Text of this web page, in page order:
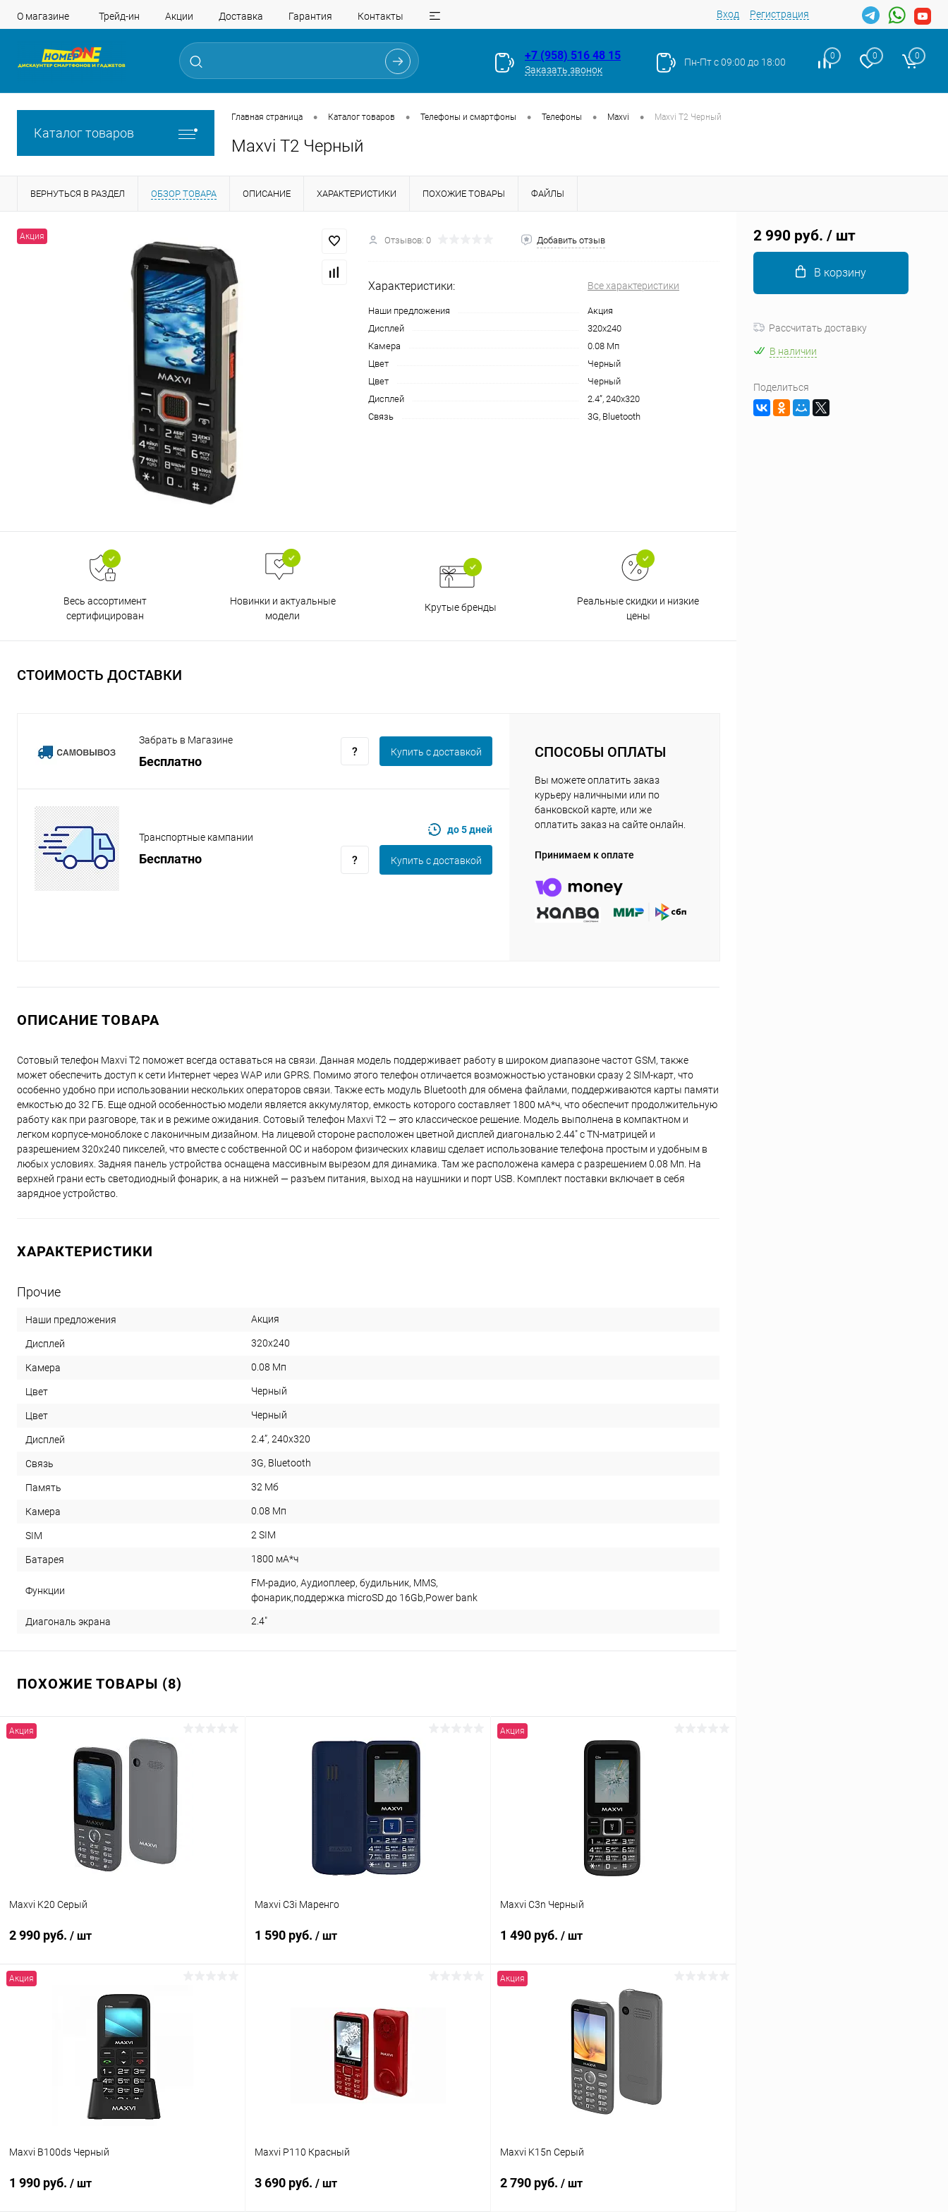
О магазине Трейд-ин Акции Доставка Гарантия Контакты Вход Регистрация
+7 (958) 516 48 15
Заказать звонок
Пн-Пт с 09:00 до 18:00
0 0 0
Каталог товаров
Главная страница • Каталог товаров • Телефоны и смартфоны • Телефоны • Maxvi • Maxvi T2 Черный
Maxvi T2 Черный
ВЕРНУТЬСЯ В РАЗДЕЛ ОБЗОР ТОВАРА ОПИСАНИЕ ХАРАКТЕРИСТИКИ ПОХОЖИЕ ТОВАРЫ ФАЙЛЫ
Акция Отзывов: 0 Добавить отзыв
Характеристики: Все характеристики
Наши предложения
Акция
Дисплей
320х240
Камера
0.08 Мп
Цвет
Черный
Цвет
Черный
Дисплей
2.4”, 240х320
Связь
3G, Bluetooth
Весь ассортимент
сертифицирован
Новинки и актуальные
модели
Крутые бренды
Реальные скидки и низкие
цены
СТОИМОСТЬ ДОСТАВКИ
Забрать в Магазине
Бесплатно
Купить c доставкой
Транспортные кампании
Бесплатно
до 5 дней
Купить c доставкой
СПОСОБЫ ОПЛАТЫ
Вы можете оплатить заказ
курьеру наличными или по
банковской карте, или же
оплатить заказ на сайте онлайн.
Принимаем к оплате
ОПИСАНИЕ ТОВАРА
Сотовый телефон Maxvi T2 поможет всегда оставаться на связи. Данная модель поддерживает работу в широком диапазоне частот GSM, также
может обеспечить доступ к сети Интернет через WAP или GPRS. Помимо этого телефон отличается возможностью установки сразу 2 SIM-карт, что
особенно удобно при использовании нескольких операторов связи. Также есть модуль Bluetooth для обмена файлами, поддерживаются карты памяти
емкостью до 32 ГБ. Еще одной особенностью модели является аккумулятор, емкость которого составляет 1800 мА*ч, что обеспечит продолжительную
работу как при разговоре, так и в режиме ожидания. Сотовый телефон Maxvi T2 — это классическое решение. Модель выполнена в компактном и
легком корпусе-моноблоке с лаконичным дизайном. На лицевой стороне расположен цветной дисплей диагональю 2.44" с TN-матрицей и
разрешением 320x240 пикселей, что вместе с собственной ОС и набором физических клавиш сделает использование телефона простым и удобным в
любых условиях. Задняя панель устройства оснащена массивным вырезом для динамика. Там же расположена камера с разрешением 0.08 Мп. На
верхней грани есть светодиодный фонарик, а на нижней — разъем питания, выход на наушники и порт USB. Комплект поставки включает в себя
зарядное устройство.
ХАРАКТЕРИСТИКИ
Прочие
Наши предложения Акция
Дисплей 320х240
Камера 0.08 Мп
Цвет Черный
Цвет Черный
Дисплей 2.4”, 240х320
Связь 3G, Bluetooth
Память 32 Мб
Камера 0.08 Мп
SIM 2 SIM
Батарея 1800 мА*ч
Функции
FM-радио, Аудиоплеер, будильник, MMS,
фонарик,поддержка microSD до 16Gb,Power bank
Диагональ экрана 2.4"
ПОХОЖИЕ ТОВАРЫ (8)
Акция
Maxvi K20 Серый
2 990 руб. / шт
В корзину
Maxvi C3i Маренго
1 590 руб. / шт
К сравнению
В наличии
Акция
Maxvi C3n Черный
1 490 руб. / шт
В корзину
Акция
Maxvi B100ds Черный
1 990 руб. / шт
Maxvi P110 Красный
3 690 руб. / шт
Акция
Maxvi K15n Серый
2 790 руб. / шт
2 990 руб. / шт
В корзину
Рассчитать доставку
В наличии
Поделиться
Для клиентов всех банков
Разбейтеоплату
на частибез переплат
Оплачивайте сегодня только
% картой любого банка
раз в 2 недели